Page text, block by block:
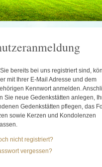
bereits bei uns registriert sind,
mit Ihrer E-Mail Adresse und dem
Kennwort anmelden.
Sie neue Gedenkstätten anlegen,
Gedenkstätten pflegen, das
sowie Kerzen und Kondolenzen
nicht registriert?
vergessen?